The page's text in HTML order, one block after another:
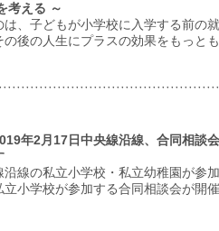
考える ～
は、子どもが小学校に入学する前の
後の人生にプラスの効果をもっと
年2月17日中央線沿線、合同相談
線の私立小学校・私立幼稚園が参
小学校が参加する合同相談会が開